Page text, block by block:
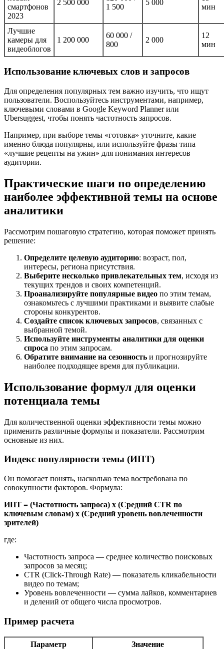
смартфонов
2023
2 500 000
1 500
5 000
мин
Лучшие
камеры для
видеоблогов
1 200 000
60 000 /
800
2 000
12
мин
Использование ключевых слов и запросов
Для определения популярных тем важно изучить, что ищут
пользователи. Воспользуйтесь инструментами, например,
ключевыми словами в Google Keyword Planner или
Ubersuggest, чтобы понять частотность запросов.
Например, при выборе темы «готовка» уточните, какие
именно блюда популярны, или используйте фразы типа
«лучшие рецепты на ужин» для понимания интересов
аудитории.
Практические шаги по определению
наиболее эффективной темы на основе
аналитики
Рассмотрим пошаговую стратегию, которая поможет принять
решение:
Определите целевую аудиторию: возраст, пол,
интересы, региона присутствия.
Выберите несколько привлекательных тем, исходя из
текущих трендов и своих компетенций.
Проанализируйте популярные видео по этим темам,
ознакомьтесь с лучшими практиками и выявите слабые
стороны конкурентов.
Создайте список ключевых запросов, связанных с
выбранной темой.
Используйте инструменты аналитики для оценки
спроса по этим запросам.
Обратите внимание на сезонность и прогнозируйте
наиболее подходящее время для публикации.
Использование формул для оценки
потенциала темы
Для количественной оценки эффективности темы можно
применить различные формулы и показатели. Рассмотрим
основные из них.
Индекс популярности темы (ИПТ)
Он помогает понять, насколько тема востребована по
совокупности факторов. Формула:
ИПТ = (Частотность запроса) x (Средний CTR по
ключевым словам) x (Средний уровень вовлеченности
зрителей)
где:
Частотность запроса — среднее количество поисковых
запросов за месяц;
CTR (Click-Through Rate) — показатель кликабельности
видео по темам;
Уровень вовлеченности — сумма лайков, комментариев
и делений от общего числа просмотров.
Пример расчета
Параметр
Значение